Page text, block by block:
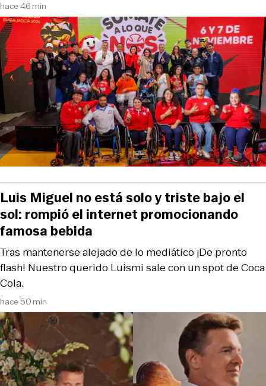
hace 46 min
hace 50 min
Tras mantenerse alejado de lo mediático ¡De pronto
flash! Nuestro querido Luismi sale con un spot de Coca
Cola.
Luis Miguel no está solo y triste bajo el
sol: rompió el internet promocionando
famosa bebida